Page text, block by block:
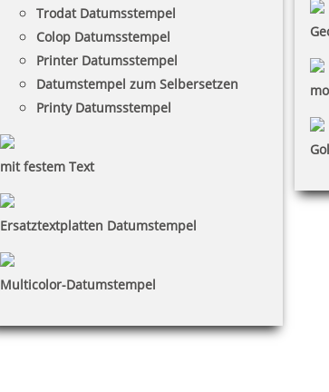
Trodat Datumsstempel
Colop Datumsstempel
Printer Datumsstempel
Datumstempel zum Selbersetzen
Printy Datumsstempel
mit festem Text
Ersatztextplatten Datumstempel
Multicolor-Datumstempel